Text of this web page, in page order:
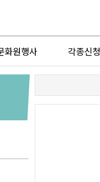
화원행사 각종신청